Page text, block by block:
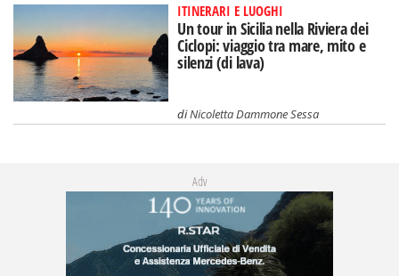
ITINERARI E LUOGHI
Un tour in Sicilia nella Riviera dei
Ciclopi: viaggio tra mare, mito e
silenzi (di lava)
diNicoletta Dammone Sessa
Adv